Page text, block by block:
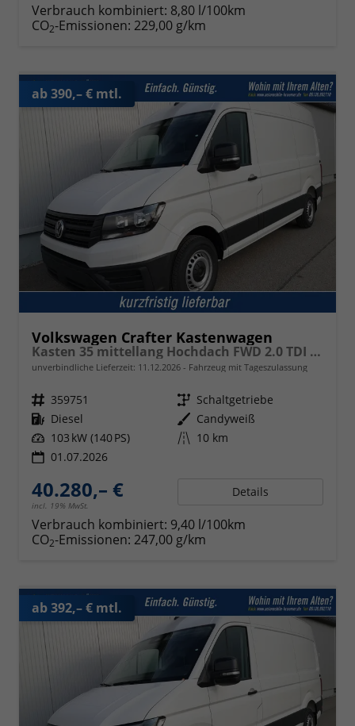
Verbrauch kombiniert: 8,80 l/100km
CO2-Emissionen: 229,00 g/km
ab 390,– € mtl.
Volkswagen Crafter Kastenwagen
Kasten 35 mittellang Hochdach FWD 2.0 TDI L3H3 AHK Kamera 270 Grad App PDC GRA
unverbindliche Lieferzeit: 11.12.2026 Fahrzeug mit Tageszulassung
Fahrzeugnr. 359751 Getriebe Schaltgetriebe
Kraftstoff Diesel Außenfarbe Candyweiß
Leistung 103 kW (140 PS) Kilometerstand 10 km
01.07.2026
40.280,– €
incl. 19% MwSt.
Details
Verbrauch kombiniert: 9,40 l/100km
CO2-Emissionen: 247,00 g/km
ab 392,– € mtl.